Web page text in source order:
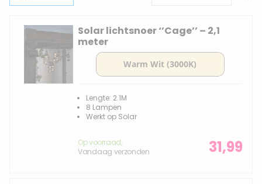
Solar lichtsnoer ‘’Cage’’ – 2,1
meter
Lengte: 2.1M
8 Lampen
Werkt op Solar
Op voorraad,
Vandaag verzonden
31,99